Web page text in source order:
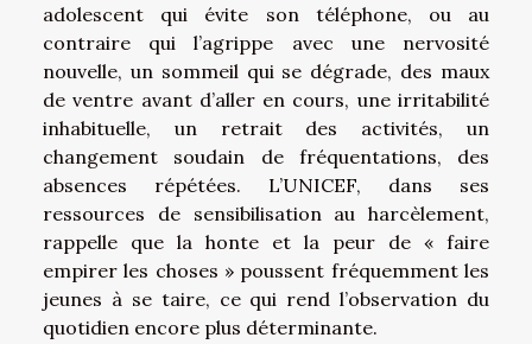
adolescent qui évite son téléphone, ou au
contraire qui l’agrippe avec une nervosité
nouvelle, un sommeil qui se dégrade, des maux
de ventre avant d’aller en cours, une irritabilité
inhabituelle, un retrait des activités, un
changement soudain de fréquentations, des
absences répétées. L’UNICEF, dans ses
ressources de sensibilisation au harcèlement,
rappelle que la honte et la peur de « faire
empirer les choses » poussent fréquemment les
jeunes à se taire, ce qui rend l’observation du
quotidien encore plus déterminante.